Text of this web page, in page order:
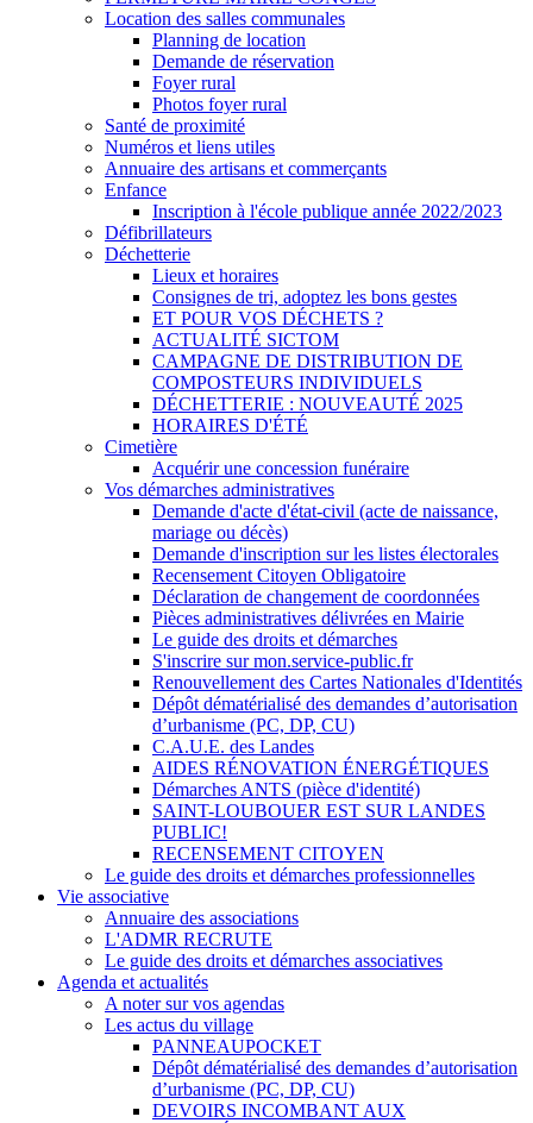
Location des salles communales
Planning de location
Demande de réservation
Foyer rural
Photos foyer rural
Santé de proximité
Numéros et liens utiles
Annuaire des artisans et commerçants
Enfance
Inscription à l'école publique année 2022/2023
Défibrillateurs
Déchetterie
Lieux et horaires
Consignes de tri, adoptez les bons gestes
ET POUR VOS DÉCHETS ?
ACTUALITÉ SICTOM
CAMPAGNE DE DISTRIBUTION DE
COMPOSTEURS INDIVIDUELS
DÉCHETTERIE : NOUVEAUTÉ 2025
HORAIRES D'ÉTÉ
Cimetière
Acquérir une concession funéraire
Vos démarches administratives
Demande d'acte d'état-civil (acte de naissance,
mariage ou décès)
Demande d'inscription sur les listes électorales
Recensement Citoyen Obligatoire
Déclaration de changement de coordonnées
Pièces administratives délivrées en Mairie
Le guide des droits et démarches
S'inscrire sur mon.service-public.fr
Renouvellement des Cartes Nationales d'Identités
Dépôt dématérialisé des demandes d’autorisation
d’urbanisme (PC, DP, CU)
C.A.U.E. des Landes
AIDES RÉNOVATION ÉNERGÉTIQUES
Démarches ANTS (pièce d'identité)
SAINT-LOUBOUER EST SUR LANDES
PUBLIC!
RECENSEMENT CITOYEN
Le guide des droits et démarches professionnelles
Vie associative
Annuaire des associations
L'ADMR RECRUTE
Le guide des droits et démarches associatives
Agenda et actualités
A noter sur vos agendas
Les actus du village
PANNEAUPOCKET
Dépôt dématérialisé des demandes d’autorisation
d’urbanisme (PC, DP, CU)
DEVOIRS INCOMBANT AUX